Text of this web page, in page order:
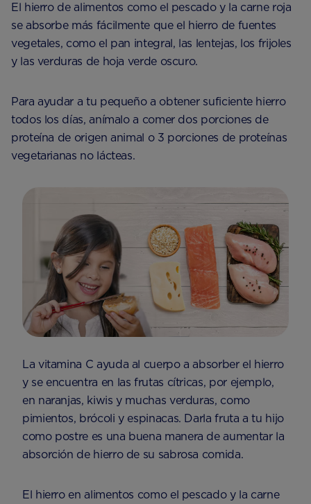
El hierro de alimentos como el pescado y la carne roja
se absorbe más fácilmente que el hierro de fuentes
vegetales, como el pan integral, las lentejas, los frijoles
y las verduras de hoja verde oscuro.
Para ayudar a tu pequeño a obtener suficiente hierro
todos los días, anímalo a comer dos porciones de
proteína de origen animal o 3 porciones de proteínas
vegetarianas no lácteas.
La vitamina C ayuda al cuerpo a absorber el hierro
y se encuentra en las frutas cítricas, por ejemplo,
en naranjas, kiwis y muchas verduras, como
pimientos, brócoli y espinacas. Darla fruta a tu hijo
como postre es una buena manera de aumentar la
absorción de hierro de su sabrosa comida.
El hierro en alimentos como el pescado y la carne